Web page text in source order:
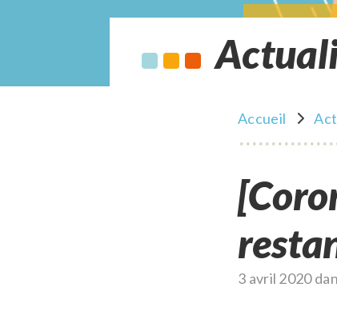
Accueil
[Coronavirus] Payer votre loyer en
Publié
3 avril 2020